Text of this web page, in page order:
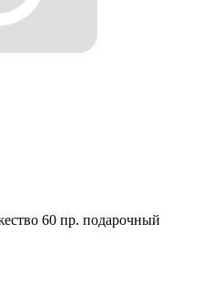
60 пр. подарочный